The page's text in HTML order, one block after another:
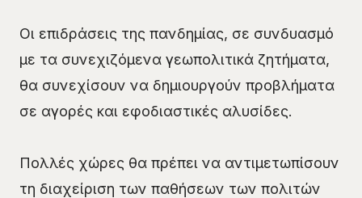
Οι επιδράσεις της πανδημίας, σε συνδυασμό
με τα συνεχιζόμενα γεωπολιτικά ζητήματα,
θα συνεχίσουν να δημιουργούν προβλήματα
σε αγορές και εφοδιαστικές αλυσίδες.
Πολλές χώρες θα πρέπει να αντιμετωπίσουν
τη διαχείριση των παθήσεων των πολιτών